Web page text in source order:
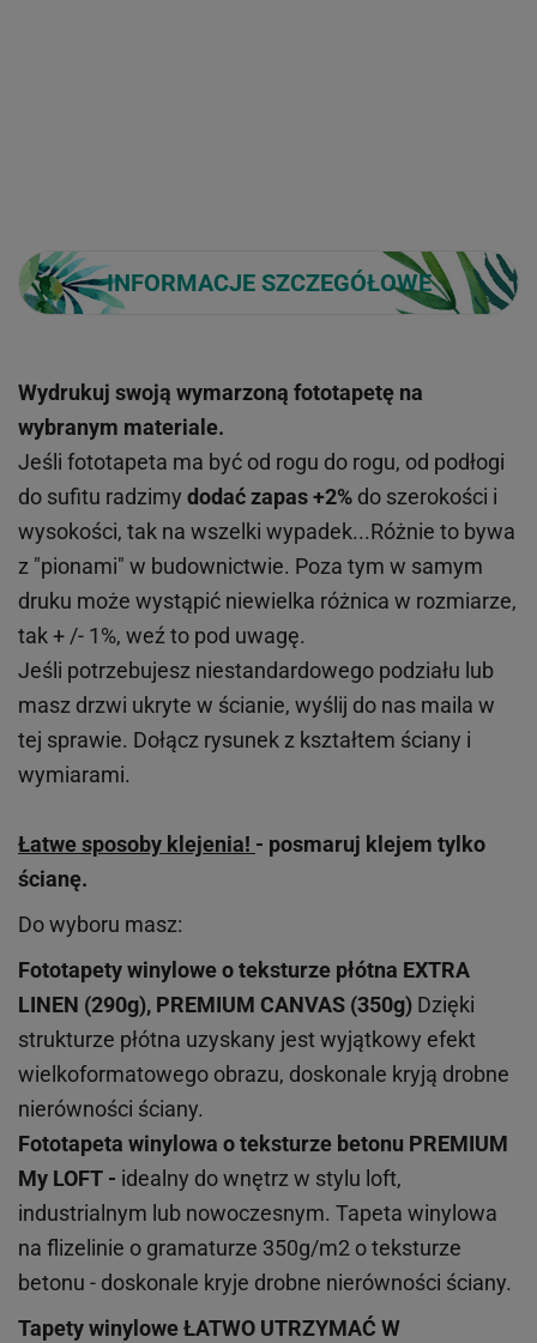
INFORMACJE SZCZEGÓŁOWE
Wydrukuj swoją wymarzoną fototapetę na
wybranym materiale.
Jeśli fototapeta ma być od rogu do rogu, od podłogi
do sufitu radzimy dodać zapas +2% do szerokości i
wysokości, tak na wszelki wypadek...Różnie to bywa
z "pionami" w budownictwie. Poza tym w samym
druku może wystąpić niewielka różnica w rozmiarze,
tak + /- 1%, weź to pod uwagę.
Jeśli potrzebujesz niestandardowego podziału lub
masz drzwi ukryte w ścianie, wyślij do nas maila w
tej sprawie. Dołącz rysunek z kształtem ściany i
wymiarami.
Łatwe sposoby klejenia! - posmaruj klejem tylko
ścianę.
Do wyboru masz:
Fototapety winylowe oteksturze płótna EXTRA
LINEN (290g), PREMIUM CANVAS (350g) Dzięki
strukturze płótna uzyskany jest wyjątkowy efekt
wielkoformatowego obrazu, doskonale kryją drobne
nierówności ściany.
Fototapeta winylowa oteksturze betonu PREMIUM
My LOFT - idealny do wnętrz w stylu loft,
industrialnym lub nowoczesnym. Tapeta winylowa
na flizelinie o gramaturze 350g/m2 o teksturze
betonu - doskonale kryje drobne nierówności ściany.
Tapety winyloweŁATWO UTRZYMAĆ W